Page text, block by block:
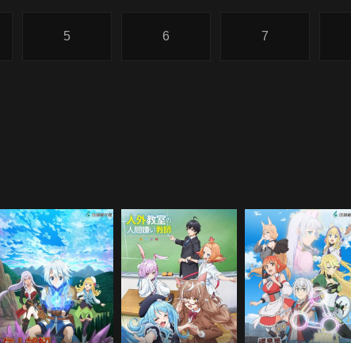
5 6 7